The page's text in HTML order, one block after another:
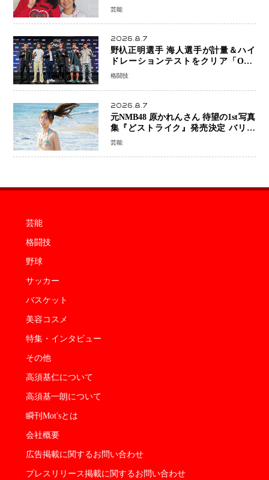
ん』11月7日公開 未来の自分との対話
芸能
2026.8.7
野杁正明選手 海人選手が計量＆ハイ
ドレーションテストをクリア「ONE
SAMURAI 2」決戦へ万全の準備整う
格闘技
2026.8.7
元NMB48 原かれんさん 待望の1st写真
集『どストライク』発売決定 バリで
魅せる25歳の新境地
芸能
芸能
格闘技
野球
サッカー
バスケット
美容コスメ
特集・インタビュー
その他
高須基仁について
高須基一朗について
瞬刊Mot'sとは
会社概要
広告掲載に関するお問い合わせ
プレスリリース掲載に関するお問い合わせ